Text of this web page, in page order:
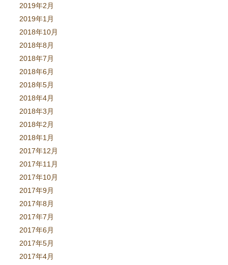
2019年2月
2019年1月
2018年10月
2018年8月
2018年7月
2018年6月
2018年5月
2018年4月
2018年3月
2018年2月
2018年1月
2017年12月
2017年11月
2017年10月
2017年9月
2017年8月
2017年7月
2017年6月
2017年5月
2017年4月